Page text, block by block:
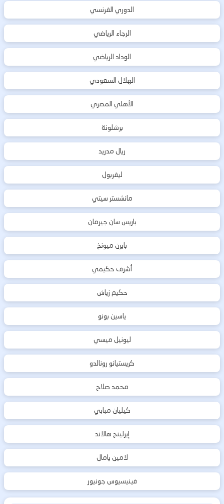
الدوري الفرنسي
الرجاء الرياضي
الوداد الرياضي
الهلال السعودي
الأهلي المصري
برشلونة
ريال مدريد
ليفربول
مانشستر سيتي
باريس سان جيرمان
بايرن ميونخ
أشرف حكيمي
حكيم زياش
ياسين بونو
ليونيل ميسي
كريستيانو رونالدو
محمد صلاح
كيليان مبابي
إيرلينج هالاند
لامين يامال
فينيسيوس جونيور